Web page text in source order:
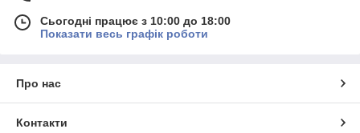
Сьогодні працює з 10:00 до 18:00
Показати весь графік роботи
Про нас
Контакти